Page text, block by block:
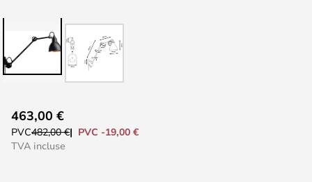
to
the
463,00 €
PVC482,00 €
PVC -19,00 €
TVA incluse